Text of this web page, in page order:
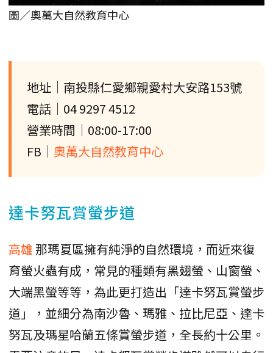
圖／奧萬大自然教育中心
地址｜南投縣仁愛鄉親愛村大安路153號
電話｜04 9297 4512
營業時間｜08:00-17:00
FB｜ 奧萬大自然教育中心
達卡努瓦賞螢步道
高雄 那瑪夏區擁有純淨的自然環境，而近來復
育螢火蟲有成，常見的種類有黑翅螢、山窗螢、
大端黑螢等等，為此更打造出「達卡努瓦賞螢步
道」，並細分為南沙魯、瑪雅、拉比尼亞、達卡
努瓦及瑪星哈蘭五條賞螢步道，全長約十公里。